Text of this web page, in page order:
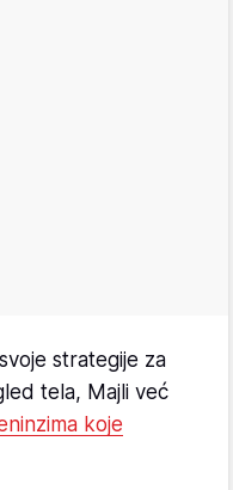
strategije za
tela, Majli već
koje